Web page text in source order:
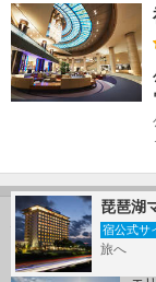
神戸の人気ホテ
1
琵琶湖
宿公式サ
旅へ